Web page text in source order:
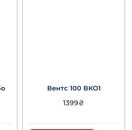
Вентс 100 ВКО1
1399₴